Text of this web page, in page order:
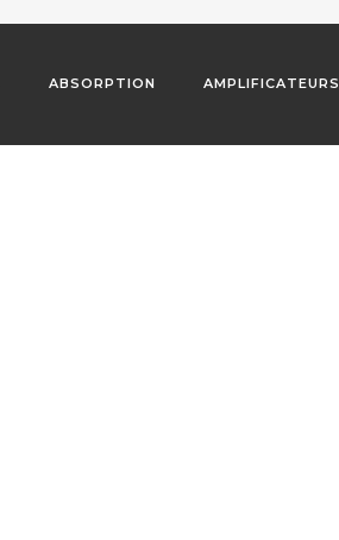
ABSORPTION AMPLIFICATEURS